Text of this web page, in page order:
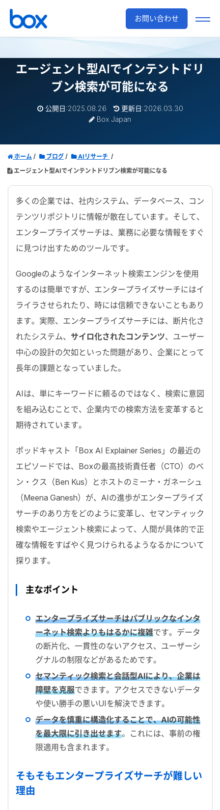
お問い合わせ
エージェント型AIでインテントドリ
ブン検索が可能になる
公開日:2025.08.26
更新日:2026.03.30
Box Japan
ホーム ブログ
AIリサーチ
エージェント型AIでインテントドリブン検索が可能になる
多くの企業では、社内システム、データベース、コン
テンツリポジトリに情報が散在しています。そして、
エンタープライズサーチは、業務に必要な情報をすぐ
に見つけ出すためのツールです。
Googleのようなインターネット検索エンジンを使用
するのは簡単ですが、エンタープライズサーチにはイ
ライラさせられたり、時には信頼できないこともあり
ます。実際、エンタープライズサーチには、断片化さ
れたシステム、 サイロ化されたコンテンツ、ユーザー
中心の設計の欠如といった問題があり、企業にとって
長年の課題となっていました。
AI は、単にキーワードに頼るのではなく、検索に意図
を組み込むことで、企業内での検索方法を変革すると
期待されています。
ポッドキャスト「Box AI Explainer Series 」の最近の
エピソードでは、 Boxの最高技術責任者（CTO）のベ
ン・クス（Ben Kus）とホストのミーナ・ガネーシュ
（Meena Ganesh）が、 AIの進歩がエンタープライズ
サーチのあり方をどのように変革し、セマンティック
検索やエージェント検索によって、人間が具体的で正
確な情報をすばやく見つけられるようなるかについて
探ります。
主なポイント
エンタープライズサーチはパブリックなインタ
ーネット検索よりもはるかに複雑です。データ
の断片化、一貫性のないアクセス、ユーザーシ
グナルの制限などがあるためです。
セマンティック検索と会話型AIにより、企業は
障壁を克服できます。アクセスできないデータ
や使い勝手の悪いUIを解決できます。
データを慎重に構造化することで、AIの可能性
を最大限に引き出せます。これには、事前の権
限適用も含まれます。
そもそもエンタープライズサーチが難しい
理由